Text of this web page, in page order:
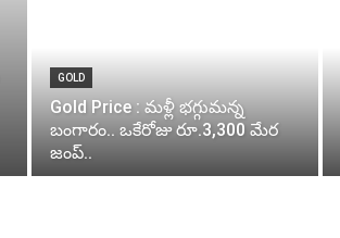
GOLD
Gold Price : మళ్లీ భగ్గుమన్న
బంగారం.. ఒకేరోజు రూ.3,300 మేర
జంప్..